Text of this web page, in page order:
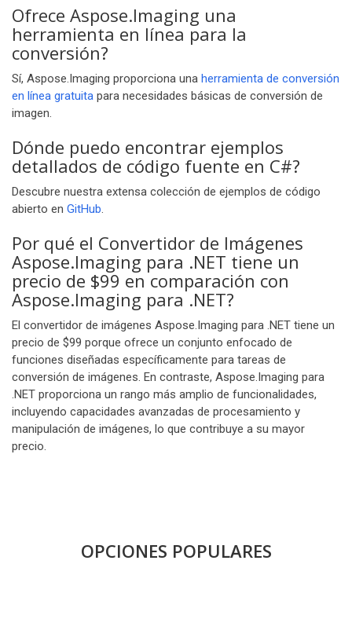
Ofrece Aspose.Imaging una
herramienta en línea para la
conversión?
Sí, Aspose.Imaging proporciona una herramienta de conversión
en línea gratuita para necesidades básicas de conversión de
imagen.
Dónde puedo encontrar ejemplos
detallados de código fuente en C#?
Descubre nuestra extensa colección de ejemplos de código
abierto en GitHub.
Por qué el Convertidor de Imágenes
Aspose.Imaging para .NET tiene un
precio de $99 en comparación con
Aspose.Imaging para .NET?
El convertidor de imágenes Aspose.Imaging para .NET tiene un
precio de $99 porque ofrece un conjunto enfocado de
funciones diseñadas específicamente para tareas de
conversión de imágenes. En contraste, Aspose.Imaging para
.NET proporciona un rango más amplio de funcionalidades,
incluyendo capacidades avanzadas de procesamiento y
manipulación de imágenes, lo que contribuye a su mayor
precio.
OPCIONES POPULARES